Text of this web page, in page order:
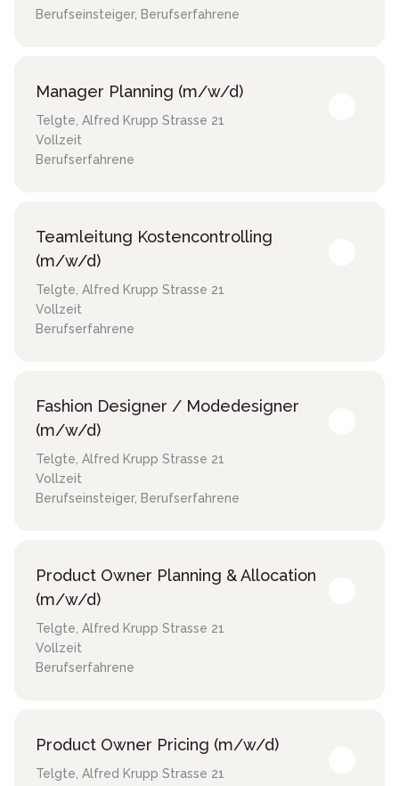
Berufseinsteiger, Berufserfahrene
Manager Planning (m/w/d)
Telgte, Alfred Krupp Strasse 21
Vollzeit
Berufserfahrene
Teamleitung Kostencontrolling
(m/w/d)
Telgte, Alfred Krupp Strasse 21
Vollzeit
Berufserfahrene
Fashion Designer / Modedesigner
(m/w/d)
Telgte, Alfred Krupp Strasse 21
Vollzeit
Berufseinsteiger, Berufserfahrene
Product Owner Planning & Allocation
(m/w/d)
Telgte, Alfred Krupp Strasse 21
Vollzeit
Berufserfahrene
Product Owner Pricing (m/w/d)
Telgte, Alfred Krupp Strasse 21